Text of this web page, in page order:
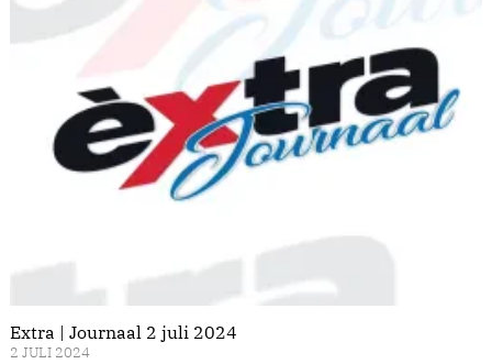
Extra | Journaal 2 juli 2024
2 JULI 2024